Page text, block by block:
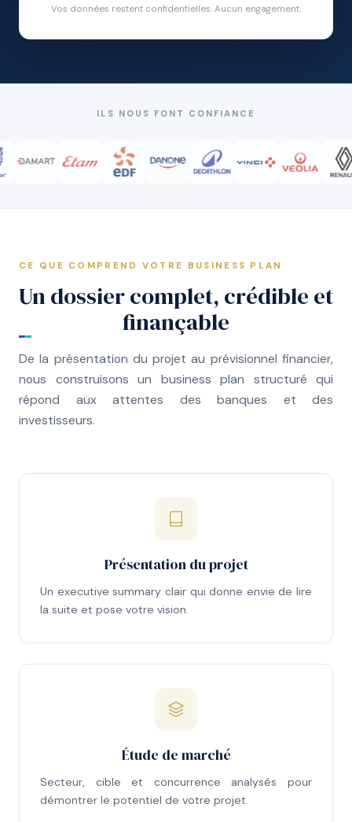
Vos données restent confidentielles. Aucun engagement.
ILS NOUS FONT CONFIANCE
CE QUE COMPREND VOTRE BUSINESS PLAN
Un dossier complet, crédible et
finançable
De la présentation du projet au prévisionnel financier,
nous construisons un business plan structuré qui
répond aux attentes des banques et des
investisseurs.
Présentation du projet
Un executive summary clair qui donne envie de lire
la suite et pose votre vision.
Étude de marché
Secteur, cible et concurrence analysés pour
démontrer le potentiel de votre projet.